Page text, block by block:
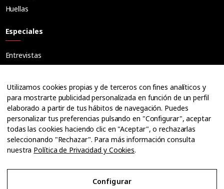
Huellas
Especiales
Entrevistas
Ópticos
Cuadernos
Guías
Dossier
Anuarios
Ofertas de empleo
Utilizamos cookies propias y de terceros con fines analíticos y
para mostrarte publicidad personalizada en función de un perfil
elaborado a partir de tus hábitos de navegación. Puedes
personalizar tus preferencias pulsando en "Configurar", aceptar
todas las cookies haciendo clic en "Aceptar", o rechazarlas
seleccionando "Rechazar". Para más información consulta
nuestra Política de Privacidad y Cookies.
Configurar